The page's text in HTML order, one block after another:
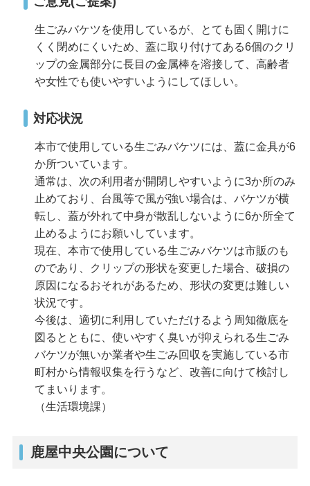
生ごみバケツを使用しているが、とても固く開けに
くく閉めにくいため、蓋に取り付けてある6個のクリ
ップの金属部分に長目の金属棒を溶接して、高齢者
や女性でも使いやすいようにしてほしい。
対応状況
本市で使用している生ごみバケツには、蓋に金具が6
か所ついています。
通常は、次の利用者が開閉しやすいように3か所のみ
止めており、台風等で風が強い場合は、バケツが横
転し、蓋が外れて中身が散乱しないように6か所全て
止めるようにお願いしています。
現在、本市で使用している生ごみバケツは市販のも
のであり、クリップの形状を変更した場合、破損の
原因になるおそれがあるため、形状の変更は難しい
状況です。
今後は、適切に利用していただけるよう周知徹底を
図るとともに、使いやすく臭いが抑えられる生ごみ
バケツが無いか業者や生ごみ回収を実施している市
町村から情報収集を行うなど、改善に向けて検討し
てまいります。
（生活環境課）
鹿屋中央公園について